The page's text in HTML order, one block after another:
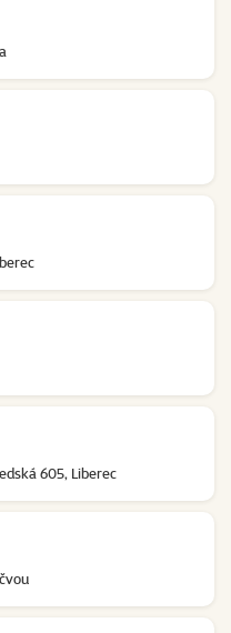
605, Liberec